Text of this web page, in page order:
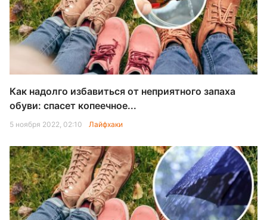
Как надолго избавиться от неприятного запаха
обуви: спасет копеечное...
5 ноября 2022, 02:10 Лайфхаки